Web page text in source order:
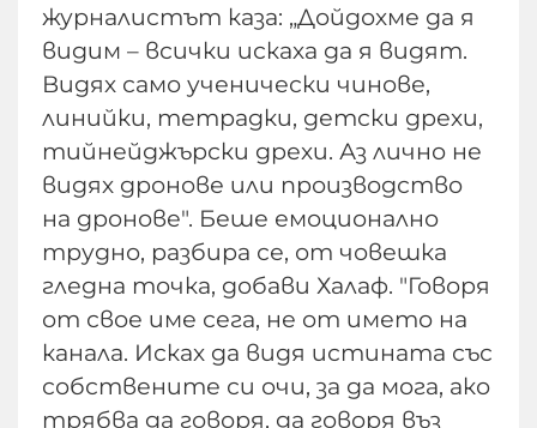
журналистът каза: „Дойдохме да я
видим – всички искаха да я видят.
Видях само ученически чинове,
линийки, тетрадки, детски дрехи,
тийнейджърски дрехи. Аз лично не
видях дронове или производство
на дронове". Беше емоционално
трудно, разбира се, от човешка
гледна точка, добави Халаф. "Говоря
от свое име сега, не от името на
канала. Исках да видя истината със
собствените си очи, за да мога, ако
трябва да говоря, да говоря въз